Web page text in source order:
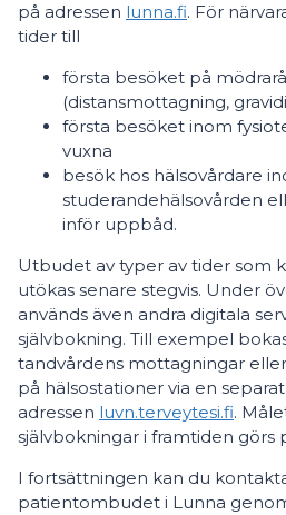
på adressen lunna.fi. För
tider till
första besöket på
(distansmottagning,
första besöket inom
vuxna
besök hos hälsovårdare
studerandehälsovården
inför uppbåd.
Utbudet av typer av tider som
utökas senare stegvis. Under
används även andra digitala
självbokning. Till exempel
tandvårdens mottagningar
på hälsostationer via en
adressen luvn.terveytesi.fi.
självbokningar i framtiden görs
I fortsättningen kan du
patientombudet i Lunna